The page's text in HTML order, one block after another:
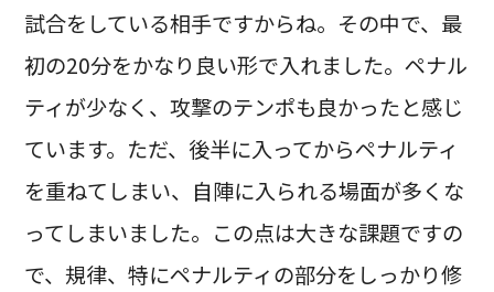
試合をしている相手ですからね。その中で、最
初の20分をかなり良い形で入れました。ペナル
ティが少なく、攻撃のテンポも良かったと感じ
ています。ただ、後半に入ってからペナルティ
を重ねてしまい、自陣に入られる場面が多くな
ってしまいました。この点は大きな課題ですの
で、規律、特にペナルティの部分をしっかり修